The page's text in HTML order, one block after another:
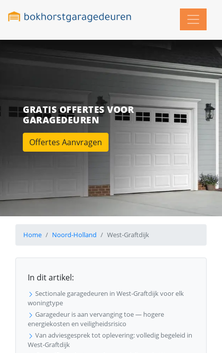
GRATIS OFFERTES VOOR
GARAGEDEUREN
Offertes Aanvragen
Home Noord-Holland West-Graftdijk
In dit artikel:
Sectionale garagedeuren in West-Graftdijk voor elk
woningtype
Garagedeur is aan vervanging toe — hogere
energiekosten en veiligheidsrisico
Van adviesgesprek tot oplevering: volledig begeleid in
West-Graftdijk